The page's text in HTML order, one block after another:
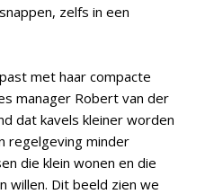
zelfs in een
past met haar compacte
manager Robert van der
dat kavels kleiner worden
regelgeving minder
die klein wonen en die
willen. Dit beeld zien we